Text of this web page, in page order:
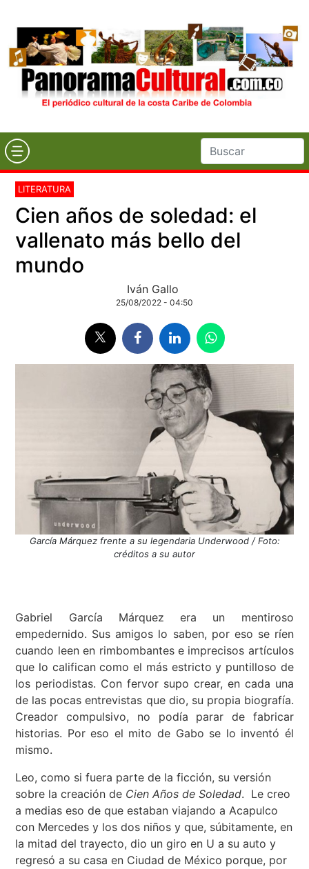
LITERATURA
Cien años de soledad: el
vallenato más bello del
mundo
Iván Gallo
25/08/2022 - 04:50
García Márquez frente a su legendaria Underwood / Foto:
créditos a su autor
Gabriel García Márquez era un mentiroso
empedernido. Sus amigos lo saben, por eso se ríen
cuando leen en rimbombantes e imprecisos artículos
que lo califican como el más estricto y puntilloso de
los periodistas. Con fervor supo crear, en cada una
de las pocas entrevistas que dio, su propia biografía.
Creador compulsivo, no podía parar de fabricar
historias. Por eso el mito de Gabo se lo inventó él
mismo.
Leo, como si fuera parte de la ficción, su versión
sobre la creación de Cien Años de Soledad. Le creo
a medias eso de que estaban viajando a Acapulco
con Mercedes y los dos niños y que, súbitamente, en
la mitad del trayecto, dio un giro en U a su auto y
regresó a su casa en Ciudad de México porque, por